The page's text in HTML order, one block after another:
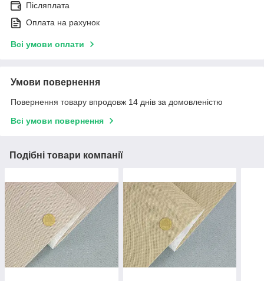
Післяплата
Оплата на рахунок
Всі умови оплати
Умови повернення
Повернення товару впродовж 14 днів за домовленістю
Всі умови повернення
Подібні товари компанії